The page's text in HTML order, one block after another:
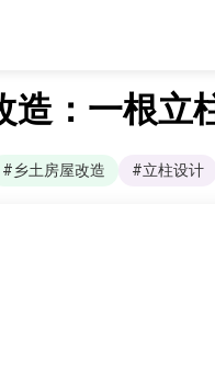
造：一根立
#乡土房屋改造 #立柱设计